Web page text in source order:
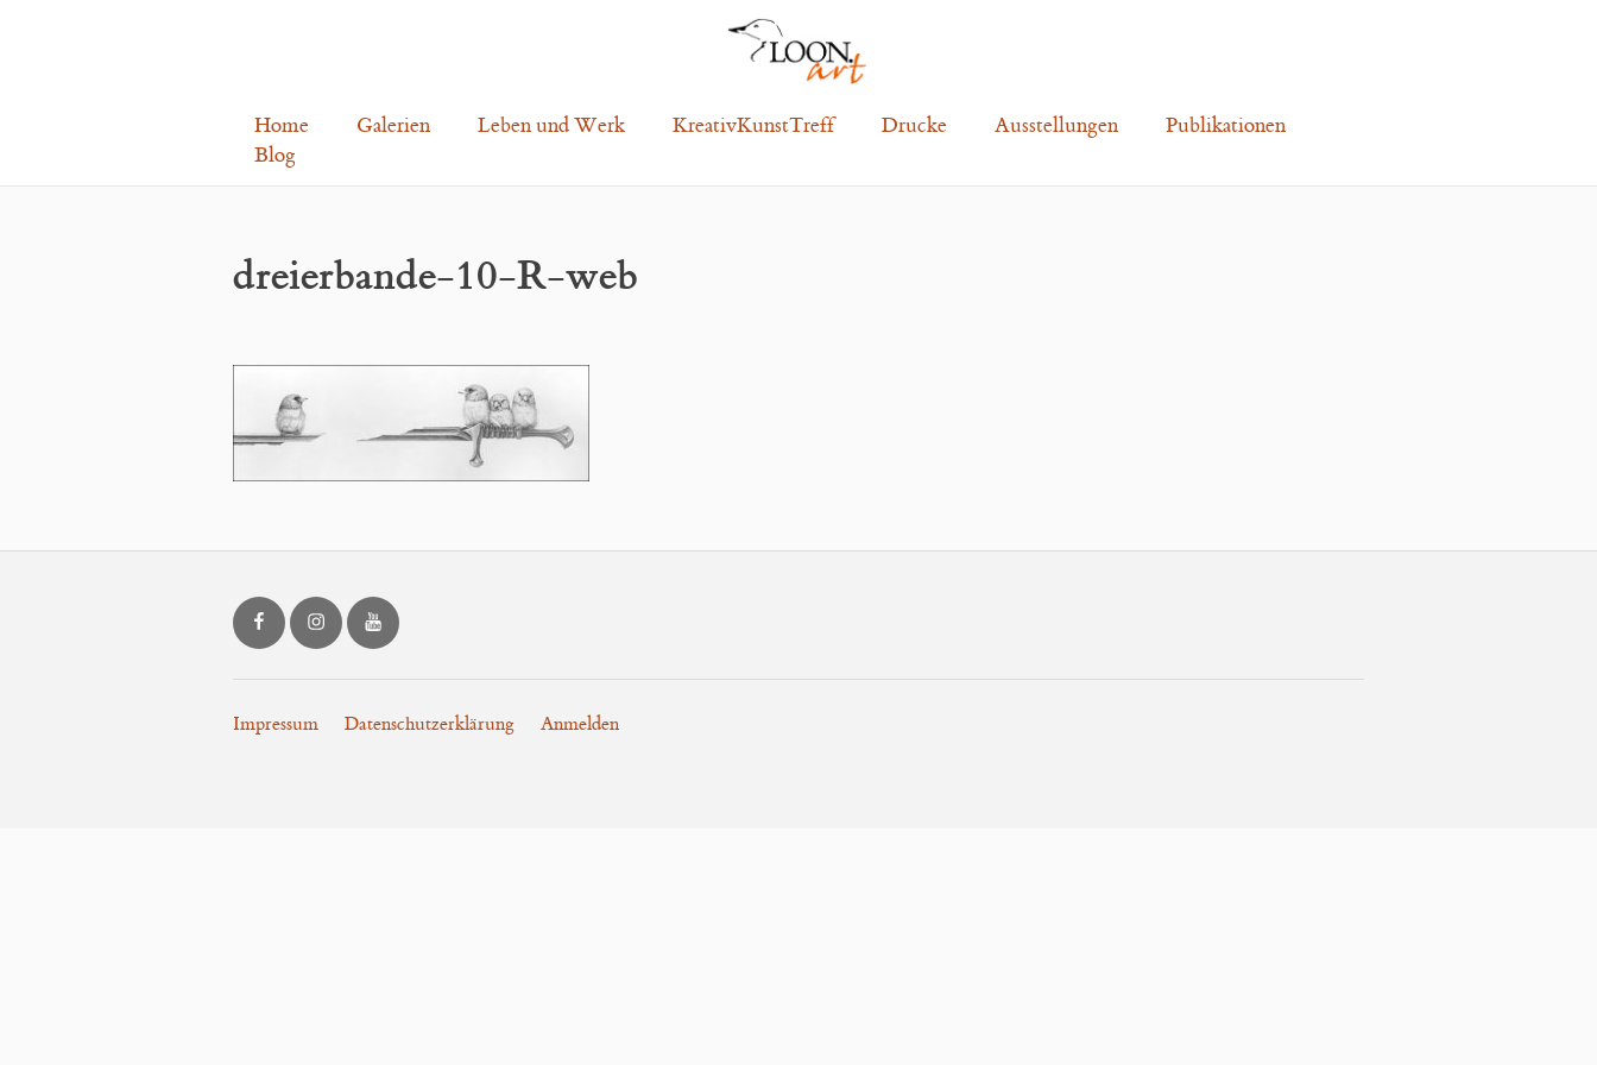
Home Galerien Leben und Werk KreativKunstTreff Drucke Ausstellungen
Publikationen
Blog
dreierbande-10-R-web
LOON.art bei Facebook
LOON.art bei Instagram
LOON.art bei YouTube
Impressum Datenschutzerklärung Anmelden